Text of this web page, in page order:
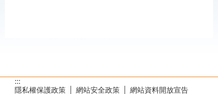
:::
隱私權保護政策
網站安全政策 網站資料開放宣告